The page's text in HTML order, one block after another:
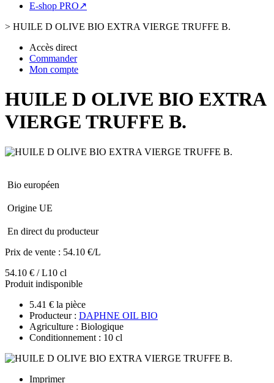
E-shop PRO↗
> HUILE D OLIVE BIO EXTRA VIERGE TRUFFE B.
Accès direct
Commander
Mon compte
HUILE D OLIVE BIO EXTRA
VIERGE TRUFFE B.
Bio européen
Origine UE
En direct du producteur
Prix de vente : 54.10 €/L
54.10 € / L10 cl
Produit indisponible
5.41 € la pièce
Producteur : DAPHNE OIL BIO
Agriculture : Biologique
Conditionnement : 10 cl
Imprimer